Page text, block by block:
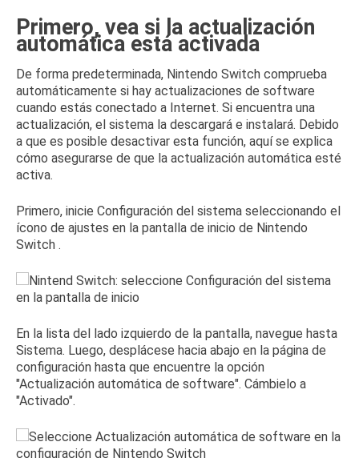
Primero, vea si la actualización
automática está activada
De forma predeterminada, Nintendo Switch comprueba
automáticamente si hay actualizaciones de software
cuando estás conectado a Internet. Si encuentra una
actualización, el sistema la descargará e instalará. Debido
a que es posible desactivar esta función, aquí se explica
cómo asegurarse de que la actualización automática esté
activa.
Primero, inicie Configuración del sistema seleccionando el
ícono de ajustes en la pantalla de inicio de Nintendo
Switch .
En la lista del lado izquierdo de la pantalla, navegue hasta
Sistema. Luego, desplácese hacia abajo en la página de
configuración hasta que encuentre la opción
"Actualización automática de software". Cámbielo a
"Activado".